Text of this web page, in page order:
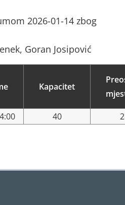
2026-01-14 zbog
Goran Josipović
Kapacitet
40